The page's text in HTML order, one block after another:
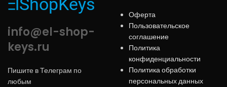
info@el-shop-
keys.ru
Пишите в Телеграм по
любым
Оферта
Пользовательское
соглашение
Политика
конфиденциальности
Политика обработки
персональных данных